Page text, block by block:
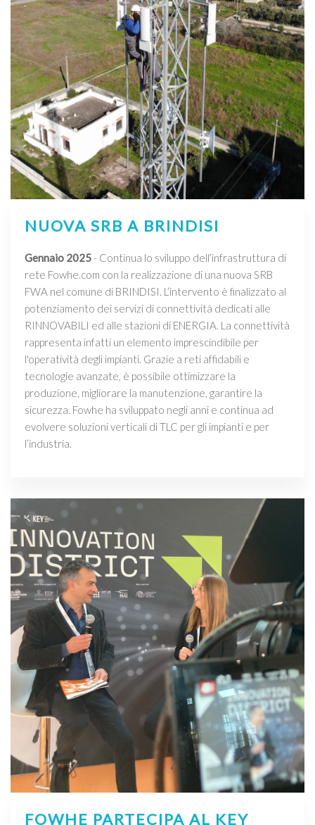
NUOVA SRB A BRINDISI
Gennaio 2025- Continua lo sviluppo dell’infrastruttura di
rete Fowhe.com con la realizzazione di una nuova SRB
FWA nel comune di BRINDISI. L’intervento è finalizzato al
potenziamento dei servizi di connettività dedicati alle
RINNOVABILI ed alle stazioni di ENERGIA. La connettività
rappresenta infatti un elemento imprescindibile per
l'operatività degli impianti. Grazie a reti affidabili e
tecnologie avanzate, è possibile ottimizzare la
produzione, migliorare la manutenzione, garantire la
sicurezza. Fowhe ha sviluppato negli anni e continua ad
evolvere soluzioni verticali di TLC per gli impianti e per
l’industria.
FOWHE PARTECIPA AL KEY